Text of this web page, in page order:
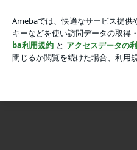
港記念日）の画像 19枚中7枚目